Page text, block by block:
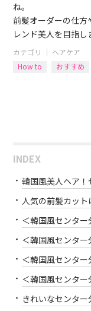
ね。
前髪オーダーの仕方
レンド美人を目指し
カテゴリ ｜ ヘアケア
How to
おすすめ
INDEX
韓国風美人ヘア
人気の前髪カッ
＜韓国風センタ
＜韓国風センタ
＜韓国風センタ
＜韓国風センタ
きれいなセンタ